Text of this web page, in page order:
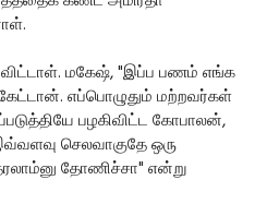
மகேஷ், "இப்ப பணம் எங்க
எப்பொழுதும் மற்றவர்கள்
பழகிவிட்ட கோபாலன்,
செலவாகுதே ஒரு
தோணிச்சா" என்று